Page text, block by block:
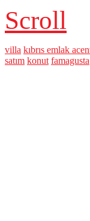
Scroll
villa kıbrıs emlak
satım konut famagusta